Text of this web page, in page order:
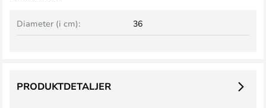
Diameter (i cm): 36
PRODUKTDETALJER